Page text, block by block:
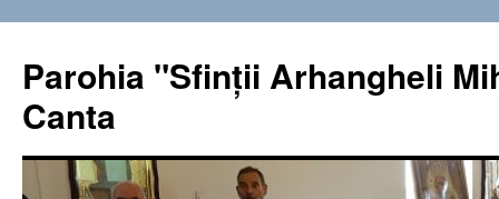
conținut
Parohia "Sfinţii Arhangheli
Canta